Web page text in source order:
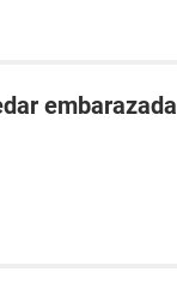
embarazada